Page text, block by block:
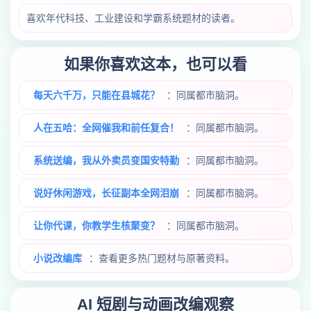
喜欢年代科技、工业建设和学霸系统题材的读者。
如果你喜欢这本，也可以看
每天六千万，只能在县城花？ ：同属都市脑洞。
人在五哈：全网催我和前任复合！ ：同属都市脑洞。
系统送编，我从外卖员变国安特勤 ：同属都市脑洞。
说好休闲游戏，长征副本全网泪崩 ：同属都市脑洞。
让你代课，你教学生核聚变？ ：同属都市脑洞。
小说改编库 ：查看更多热门题材与原著资料。
AI 短剧与动画改编观察